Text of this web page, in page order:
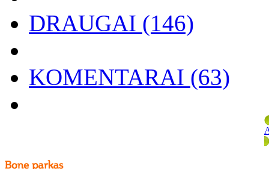
DRAUGAI (146)
KOMENTARAI (63)